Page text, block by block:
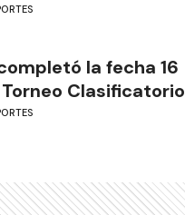
la fecha 16
Clasificatorio